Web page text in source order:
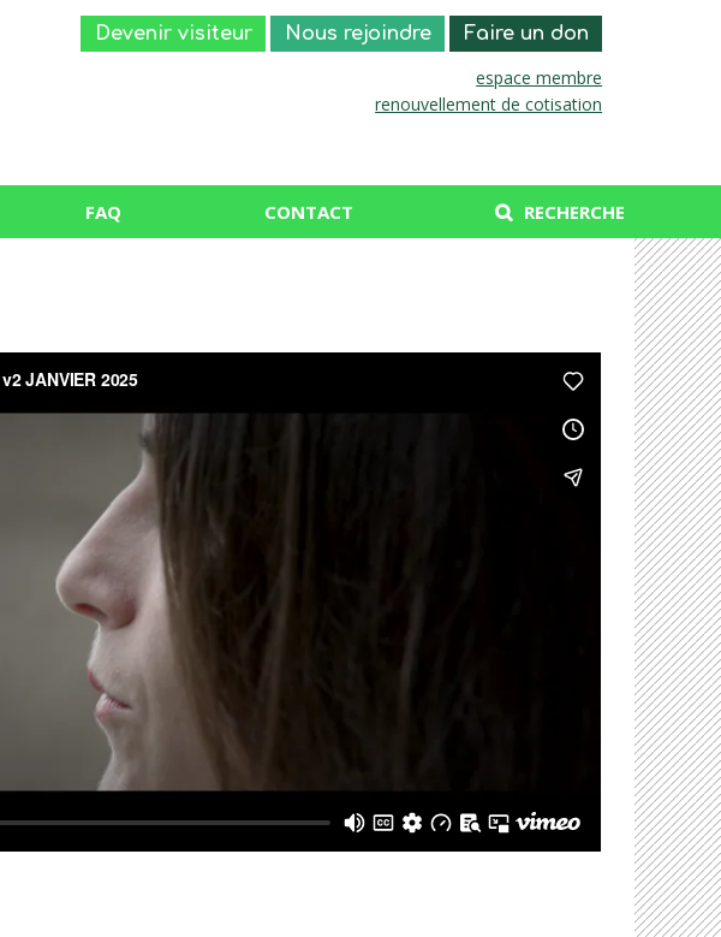
Devenir visiteur Nous rejoindre Faire un don
espace membre
renouvellement de cotisation
FAQ CONTACT RECHERCHE